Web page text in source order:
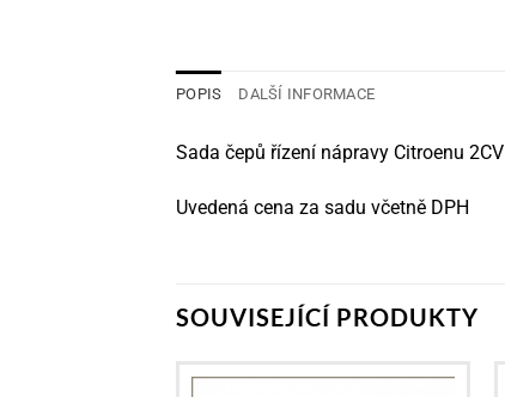
POPIS DALŠÍ INFORMACE
Sada čepů řízení nápravy Citroenu 2CV
Uvedená cena za sadu včetně DPH
SOUVISEJÍCÍ PRODUKTY